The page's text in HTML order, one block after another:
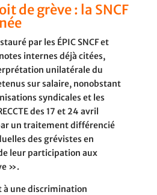
de grève : la SNCF
par les ÉPIC SNCF et
internes déjà citées,
unilatérale du
sur salaire, nonobstant
syndicales et les
des 17 et 24 avril
un traitement différencié
des grévistes en
leur participation aux
».
à une discrimination